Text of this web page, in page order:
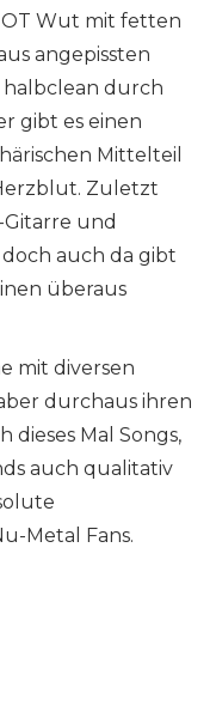
Wut mit fetten
angepissten
halbclean durch
gibt es einen
Mittelteil
Zuletzt
Gitarre und
auch da gibt
überaus
mit diversen
durchaus ihren
dieses Mal Songs,
auch qualitativ
Metal Fans.